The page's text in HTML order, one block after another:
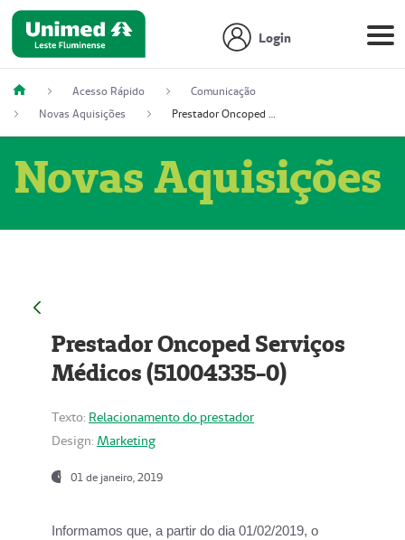
Login
Acesso Rápido
Comunicação
Novas Aquisições
Prestador Oncoped Serviços Médicos (51004335-0)
Novas Aquisições
Prestador Oncoped Serviços
Médicos (51004335-0)
Texto: Relacionamento do prestador
Design: Marketing
01 de janeiro, 2019
Informamos que, a partir do dia 01/02/2019, o